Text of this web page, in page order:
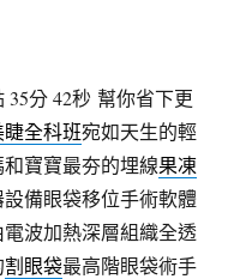
35分 42秒 幫你省下更
睫全科班宛如天生的輕
寶寶最夯的埋線果凍
備眼袋移位手術軟體
電波加熱深層組織全透
割眼袋最高階眼袋術手